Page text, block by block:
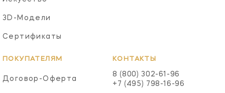
3D-Модели
Сертификаты
ПОКУПАТЕЛЯМ
Договор-Оферта
КОНТАКТЫ
8 (800) 302-61-96
+7 (495) 798-16-96